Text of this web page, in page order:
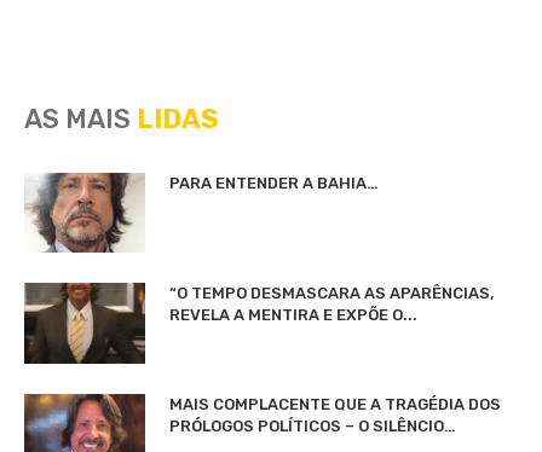
AS MAIS LIDAS
PARA ENTENDER A BAHIA…
“O TEMPO DESMASCARA AS APARÊNCIAS,
REVELA A MENTIRA E EXPÕE O...
MAIS COMPLACENTE QUE A TRAGÉDIA DOS
PRÓLOGOS POLÍTICOS – O SILÊNCIO…